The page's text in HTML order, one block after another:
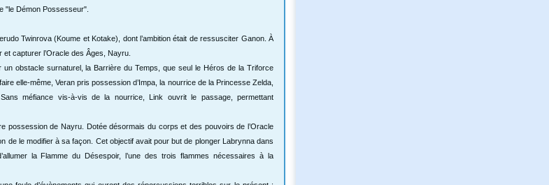
"le Démon Possesseur".
Twinrova (Koume et Kotake)
, dont l’ambition était de ressusciter Ganon. À
capturer l’Oracle des Âges, Nayru.
obstacle surnaturel, la Barrière du Temps, que seul le Héros de la Triforce
elle-même, Veran pris possession d’Impa, la nourrice de la Princesse Zelda,
méfiance vis-à-vis de la nourrice, Link ouvrit le passage, permettant
possession de Nayru. Dotée désormais du corps et des pouvoirs de l’Oracle
de le modifier à sa façon. Cet objectif avait pour but de plonger Labrynna dans
la Flamme du Désespoir, l’une des trois flammes nécessaires à la